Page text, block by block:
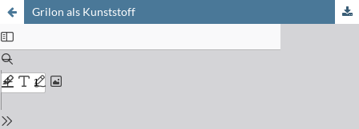
Grilon als Kunststoff